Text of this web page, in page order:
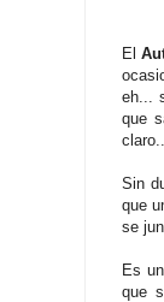
El
eh...
que
Sin
que
se
Es
que